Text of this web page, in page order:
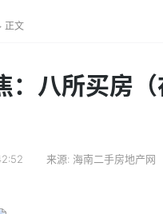
正文
：八所买房
来源: 海南二手房地产网